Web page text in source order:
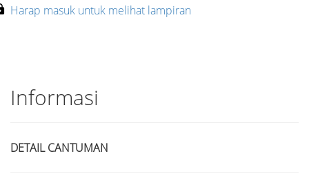
Harap masuk untuk melihat lampiran
Informasi
DETAIL CANTUMAN